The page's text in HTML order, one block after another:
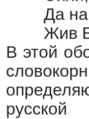
Да
Жив
В этой
русской